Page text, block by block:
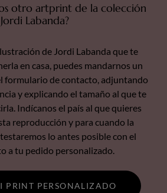
otro artprint de la colección
Jordi Labanda?
de Jordi Labanda que te
en casa, puedes mandarnos un
formulario de contacto, adjuntando
y explicando el tamaño al que te
Indícanos el país al que quieres
reproducción y para cuando la
lo antes posible con el
a tu pedido personalizado.
PRINT PERSONALIZADO